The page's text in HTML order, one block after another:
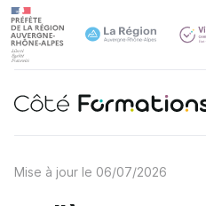
Mise à jour le 06/07/2026